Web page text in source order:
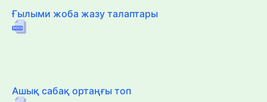
Ғылыми жоба жазу талаптары
Ашық сабақ ортаңғы топ